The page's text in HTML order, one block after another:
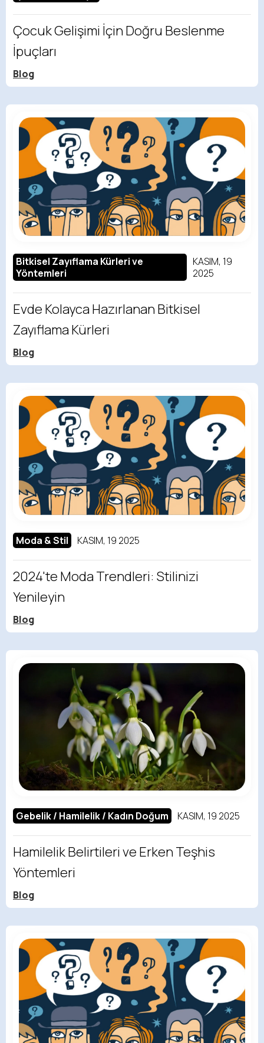
Çocuk Gelişimi İçin Doğru Beslenme
İpuçları
Blog
Bitkisel Zayıflama Kürleri ve
Yöntemleri
KASIM, 19
2025
Evde Kolayca Hazırlanan Bitkisel
Zayıflama Kürleri
Blog
Moda & Stil KASIM, 19 2025
2024'te Moda Trendleri: Stilinizi
Yenileyin
Blog
Gebelik / Hamilelik / Kadın Doğum KASIM, 19 2025
Hamilelik Belirtileri ve Erken Teşhis
Yöntemleri
Blog